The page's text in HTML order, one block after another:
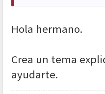
Hola hermano.
Crea un tema
ayudarte.